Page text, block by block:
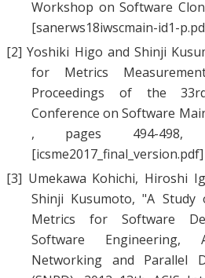
Workshop on Software
[sanerws18iwscmain-id1-
[2] Yoshiki Higo andShinji
for Metrics
Proceedings of the
Conference on Software
, pages 494-498,
[icsme2017_final_version.pdf]
[3] Umekawa Kohichi, Hiroshi
Shinji Kusumoto, "A Study
Metrics for Software
Software Engineering,
Networking and Parallel